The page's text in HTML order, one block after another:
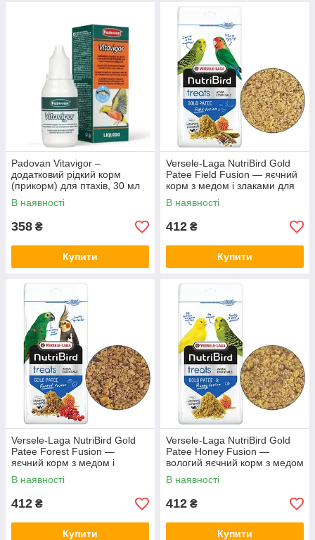
Padovan Vitavigor –
додатковий рідкий корм
(прикорм) для птахів, 30 мл
В наявності
358 ₴
Купити
Versele-Laga NutriBird Gold
Patee Field Fusion — яєчний
корм з медом і злаками для
птахів, 0.25 кг
В наявності
412 ₴
Купити
Versele-Laga NutriBird Gold
Patee Forest Fusion —
яєчний корм з медом і
лісовими ягодами для птахів,
0.25 кг
В наявності
412 ₴
Купити
Versele-Laga NutriBird Gold
Patee Honey Fusion —
вологий яєчний корм з медом
для птахів, 0.25 кг
В наявності
412 ₴
Купити